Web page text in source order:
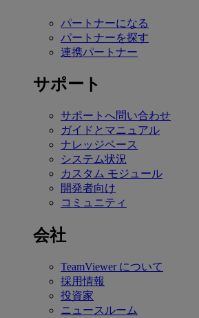
パートナーになる
パートナーを探す
連携パートナー
サポート
サポートへ問い合わせ
ガイドとマニュアル
ナレッジベース
システム状況
カスタム モジュール
開発者向け
コミュニティ
会社
TeamViewer について
採用情報
投資家
ニュースルーム